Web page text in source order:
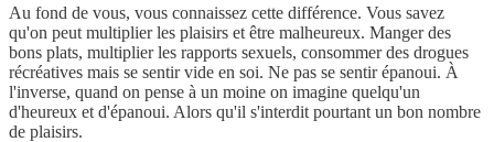
Au fond de vous, vous connaissez cette différence. Vous savez
qu'on peut multiplier les plaisirs et être malheureux. Manger des
bons plats, multiplier les rapports sexuels, consommer des drogues
récréatives mais se sentir vide en soi. Ne pas se sentir épanoui. À
l'inverse, quand on pense à un moine on imagine quelqu'un
d'heureux et d'épanoui. Alors qu'il s'interdit pourtant un bon nombre
de plaisirs.